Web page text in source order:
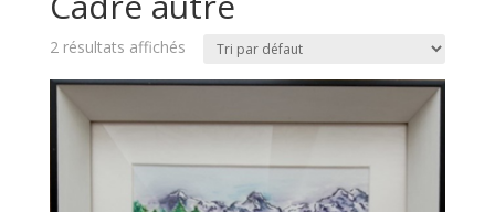
2 résultats affichés